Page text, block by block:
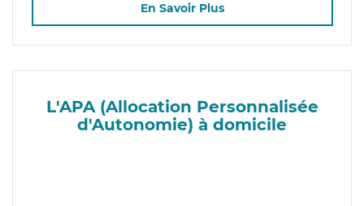
En Savoir Plus
L'APA (Allocation Personnalisée
d'Autonomie) à domicile